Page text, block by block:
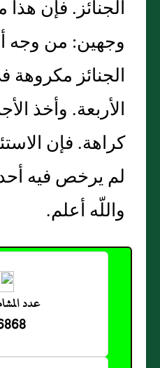
الجنائز‏.‏ فإن
وجهين‏:‏ من وجه
الجنائز
الأربعة‏.‏ وأخذ
كراهة‏.‏ فإن
لم يرخص فيه
واللّه أعلم‏.‏
عدد